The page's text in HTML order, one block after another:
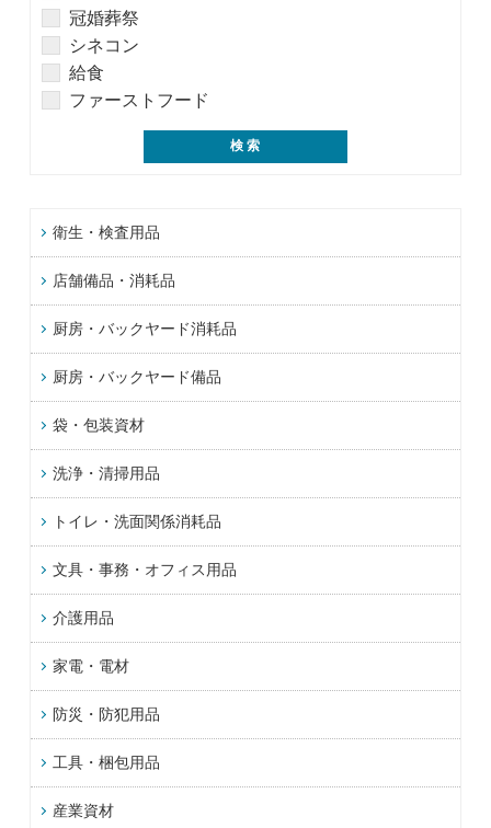
冠婚葬祭
シネコン
給食
ファーストフード
衛生・検査用品
店舗備品・消耗品
厨房・バックヤード消耗品
厨房・バックヤード備品
袋・包装資材
洗浄・清掃用品
トイレ・洗面関係消耗品
文具・事務・オフィス用品
介護用品
家電・電材
防災・防犯用品
工具・梱包用品
産業資材